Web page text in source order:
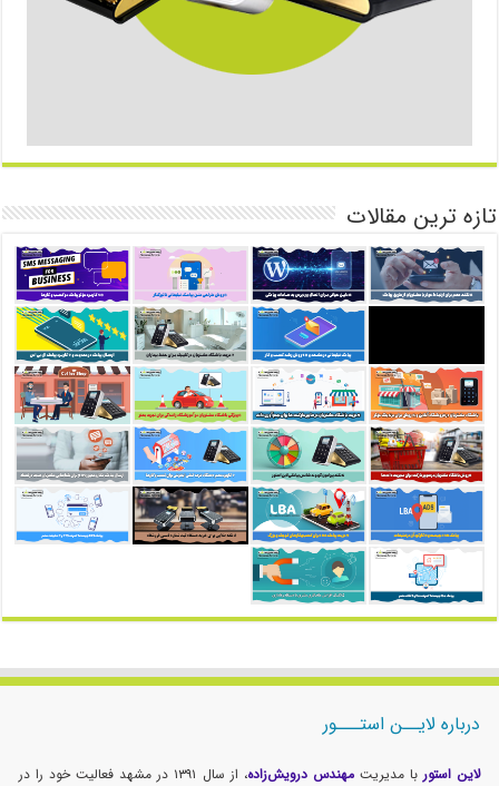
تازه ترین مقالات
درباره لایــن استـــور
لاین استور با مدیریتمهندس درویش‌زاده
، از سال ۱۳۹۱ در مشهد فعالیت خود را در